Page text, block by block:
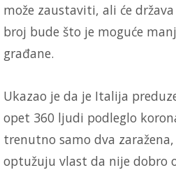
može zaustaviti, ali će
broj bude što je moguće
građane.
Ukazao je da je Italija
opet 360 ljudi podleglo
trenutno samo dva
optužuju vlast da nije dobro